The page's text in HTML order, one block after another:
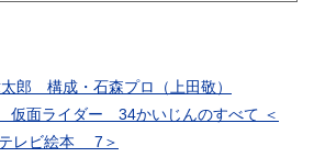
郎 構成・石森プロ（上田敬）
仮面ライダー 34かいじんのすべて ＜
テレビ絵本 7＞